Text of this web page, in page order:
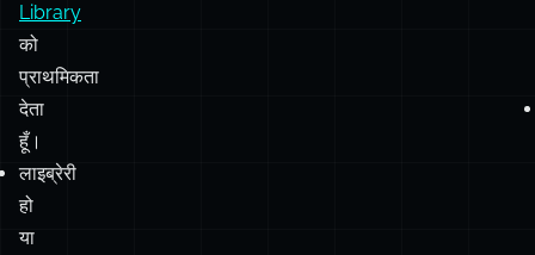
Library
को
प्राथमिकता
देता
हूँ।
लाइब्रेरी
हो
या